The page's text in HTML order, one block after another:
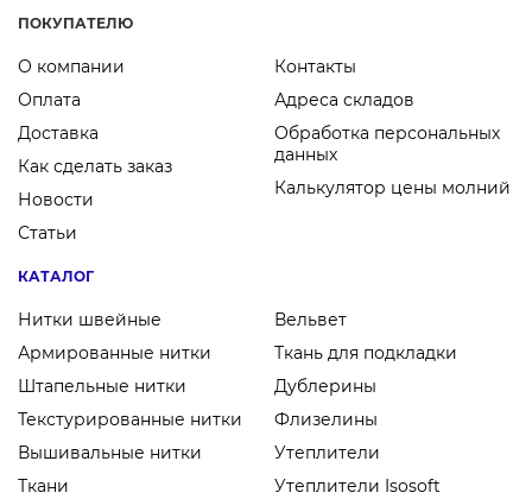
ПОКУПАТЕЛЮ
О компании
Оплата
Доставка
Как сделать заказ
Новости
Статьи
Контакты
Адреса складов
Обработка персональных
данных
Калькулятор цены молний
КАТАЛОГ
Нитки швейные
Армированные нитки
Штапельные нитки
Текстурированные нитки
Вышивальные нитки
Ткани
Вельвет
Ткань для подкладки
Дублерины
Флизелины
Утеплители
Утеплители Isosoft